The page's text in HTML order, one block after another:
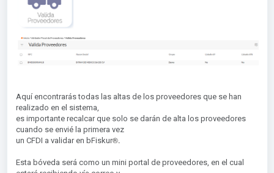
Aquí encontrarás todas las altas de los proveedores que se han
realizado en el sistema,
es importante recalcar que solo se darán de alta los proveedores
cuando se envié la primera vez
un CFDI a validar en bFiskur®︎.
Esta bóveda será como un mini portal de proveedores, en el cual